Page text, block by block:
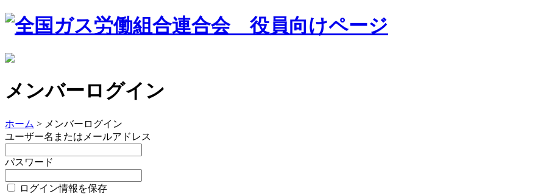
メンバーログイン
ホーム > メンバーログイン
ユーザー名またはメールアドレス
パスワード
ログイン情報を保存